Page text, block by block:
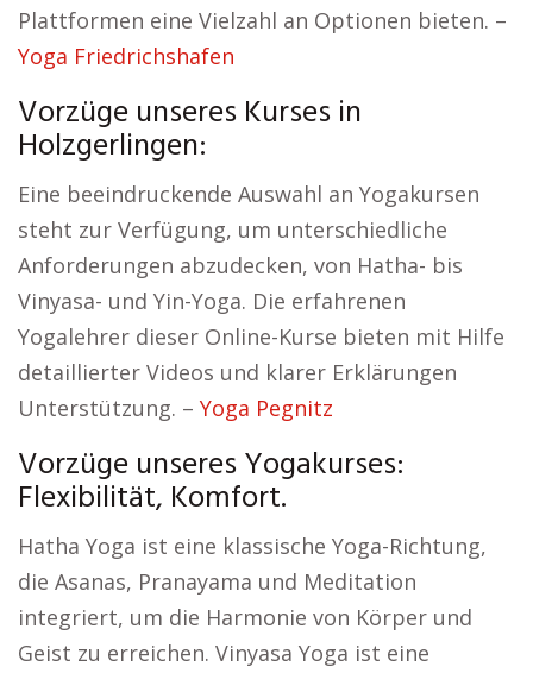
Plattformen eine Vielzahl an Optionen bieten. –
Yoga Friedrichshafen
Vorzüge unseres Kurses in
Holzgerlingen:
Eine beeindruckende Auswahl an Yogakursen
steht zur Verfügung, um unterschiedliche
Anforderungen abzudecken, von Hatha- bis
Vinyasa- und Yin-Yoga. Die erfahrenen
Yogalehrer dieser Online-Kurse bieten mit Hilfe
detaillierter Videos und klarer Erklärungen
Unterstützung. – Yoga Pegnitz
Vorzüge unseres Yogakurses:
Flexibilität, Komfort.
Hatha Yoga ist eine klassische Yoga-Richtung,
die Asanas, Pranayama und Meditation
integriert, um die Harmonie von Körper und
Geist zu erreichen. Vinyasa Yoga ist eine